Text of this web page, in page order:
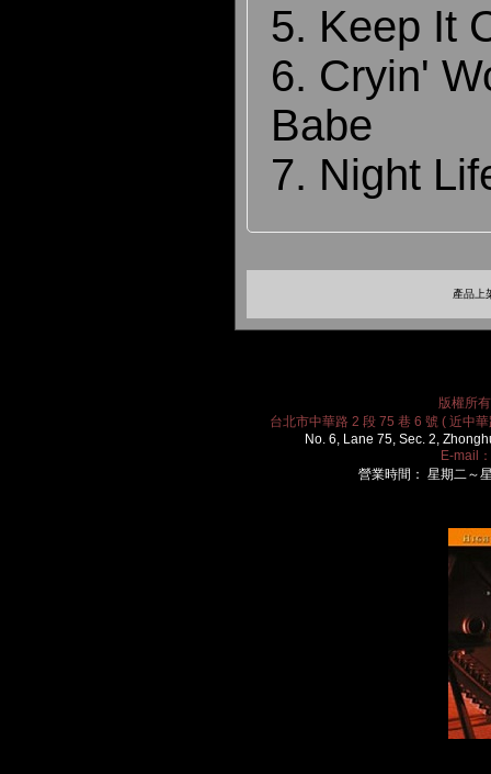
5. Keep It
6. Cryin'
Babe
7. Night
產品上
版權所
台北市中華路 2 段 75 巷 6 號 ( 近中
No. 6, Lane 75, Sec. 2,
E-mail：
營業時間： 星期二～